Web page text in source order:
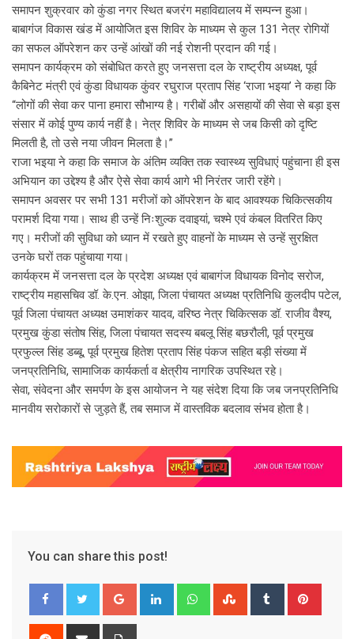
समापन शुक्रवार को कुंडा नगर स्थित बजरंग महाविद्यालय में सम्पन्न हुआ।
बाबागंज विकास खंड में आयोजित इस शिविर के माध्यम से कुल 131 नेत्र रोगियों
का सफल ऑपरेशन कर उन्हें आंखों की नई रोशनी प्रदान की गई।
समापन कार्यक्रम को संबोधित करते हुए जनसत्ता दल के राष्ट्रीय अध्यक्ष, पूर्व
कैबिनेट मंत्री एवं कुंडा विधायक कुंवर रघुराज प्रताप सिंह ‘राजा भइया’ ने कहा कि
“लोगों की सेवा कर पाना हमारा सौभाग्य है। गरीबों और असहायों की सेवा से बड़ा इस
संसार में कोई पुण्य कार्य नहीं है। नेत्र शिविर के माध्यम से जब किसी को दृष्टि
मिलती है, तो उसे नया जीवन मिलता है।”
राजा भइया ने कहा कि समाज के अंतिम व्यक्ति तक स्वास्थ्य सुविधाएं पहुंचाना ही इस
अभियान का उद्देश्य है और ऐसे सेवा कार्य आगे भी निरंतर जारी रहेंगे।
समापन अवसर पर सभी 131 मरीजों को ऑपरेशन के बाद आवश्यक चिकित्सकीय
परामर्श दिया गया। साथ ही उन्हें निःशुल्क दवाइयां, चश्मे एवं कंबल वितरित किए
गए। मरीजों की सुविधा को ध्यान में रखते हुए वाहनों के माध्यम से उन्हें सुरक्षित
उनके घरों तक पहुंचाया गया।
कार्यक्रम में जनसत्ता दल के प्रदेश अध्यक्ष एवं बाबागंज विधायक विनोद सरोज,
राष्ट्रीय महासचिव डॉ. के.एन. ओझा, जिला पंचायत अध्यक्ष प्रतिनिधि कुलदीप पटेल,
पूर्व जिला पंचायत अध्यक्ष उमाशंकर यादव, वरिष्ठ नेत्र चिकित्सक डॉ. राजीव वैश्य,
प्रमुख कुंडा संतोष सिंह, जिला पंचायत सदस्य बबलू सिंह बछरौली, पूर्व प्रमुख
प्रफुल्ल सिंह डब्बू, पूर्व प्रमुख हितेश प्रताप सिंह पंकज सहित बड़ी संख्या में
जनप्रतिनिधि, सामाजिक कार्यकर्ता व क्षेत्रीय नागरिक उपस्थित रहे।
सेवा, संवेदना और समर्पण के इस आयोजन ने यह संदेश दिया कि जब जनप्रतिनिधि
मानवीय सरोकारों से जुड़ते हैं, तब समाज में वास्तविक बदलाव संभव होता है।
You can share this post!
Google+ LinkedIn WhatsappStumbleUpon
Tumblr
Reddit
Share